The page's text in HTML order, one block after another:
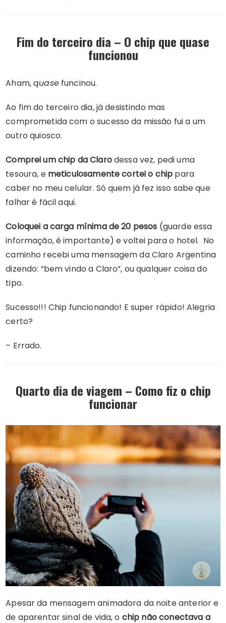
Fim do terceiro dia – O chip que quase
funcionou
Aham,quasefuncinou.
Ao fim do terceiro dia, já desistindo mas
comprometida com o sucesso da missão fui a um
outro quiosco.
Comprei um chip da Clarodessa vez, pedi uma
tesoura, e meticulosamente cortei o chip para
caber no meu celular. Só quem já fez isso sabe que
falhar é fácil aqui.
Coloquei a carga mínima de 20 pesos (guarde essa
informação, é importante) e voltei para o hotel. No
caminho recebi uma mensagem da Claro Argentina
dizendo: “bem vindo a Claro”, ou qualquer coisa do
tipo.
Sucesso!!! Chip funcionando! E super rápido! Alegria
certo?
– Errado.
Quarto dia de viagem – Como fiz o chip
funcionar
Apesar da mensagem animadora da noite anterior e
de aparentar sinal de vida, o chip não conectava a